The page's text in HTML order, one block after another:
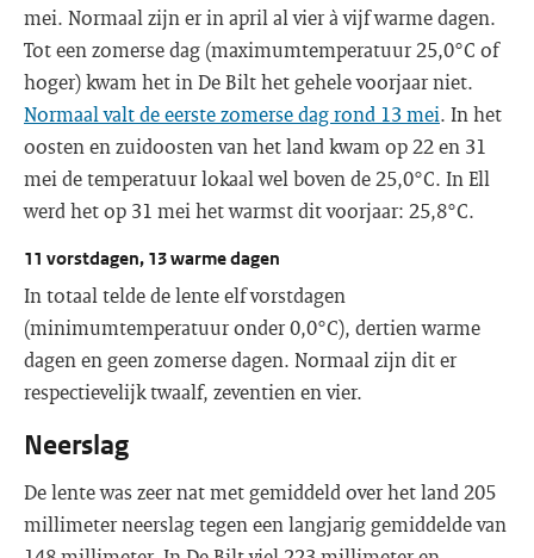
mei. Normaal zijn er in april al vier à vijf warme dagen.
Tot een zomerse dag (maximumtemperatuur 25,0°C of
hoger) kwam het in De Bilt het gehele voorjaar niet.
Normaal valt de eerste zomerse dag rond 13 mei. In het
oosten en zuidoosten van het land kwam op 22 en 31
mei de temperatuur lokaal wel boven de 25,0°C. In Ell
werd het op 31 mei het warmst dit voorjaar: 25,8°C.
11 vorstdagen, 13 warme dagen
In totaal telde de lente elf vorstdagen
(minimumtemperatuur onder 0,0°C), dertien warme
dagen en geen zomerse dagen. Normaal zijn dit er
respectievelijk twaalf, zeventien en vier.
Neerslag
De lente was zeer nat met gemiddeld over het land 205
millimeter neerslag tegen een langjarig gemiddelde van